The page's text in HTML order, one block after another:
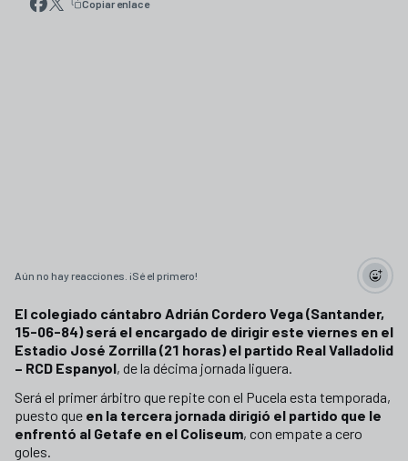
Copiar enlace
Aún no hay reacciones. ¡Sé el primero!
El colegiado cántabro Adrián Cordero Vega (Santander,
15-06-84) será el encargado de dirigir este viernes en el
Estadio José Zorrilla (21 horas) el partido Real Valladolid
– RCD Espanyol, de la décima jornada liguera.
Será el primer árbitro que repite con el Pucela esta temporada,
puesto que en la tercera jornada dirigió el partido que le
enfrentó al Getafe en el Coliseum, con empate a cero
goles.